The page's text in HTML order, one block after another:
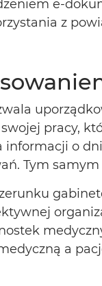
e-
z
pracy,
o
Tym samym
a